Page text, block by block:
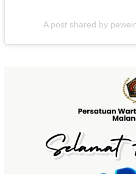
A post shared by